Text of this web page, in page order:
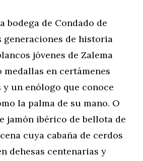
bodega de Condado de
generaciones de historia
jóvenes de Zalema
medallas en certámenes
un enólogo que conoce
la palma de su mano. O
jamón ibérico de bellota de
cuya cabaña de cerdos
dehesas centenarias y